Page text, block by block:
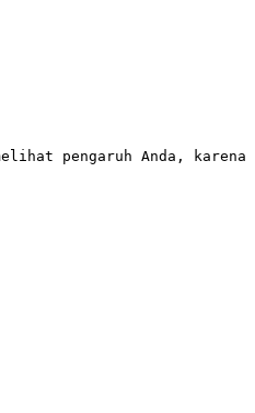
melihat pengaruh Anda,